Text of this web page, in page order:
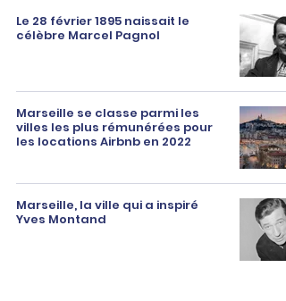
Le 28 février 1895 naissait le
célèbre Marcel Pagnol
Marseille se classe parmi les
villes les plus rémunérées pour
les locations Airbnb en 2022
Marseille, la ville qui a inspiré
Yves Montand